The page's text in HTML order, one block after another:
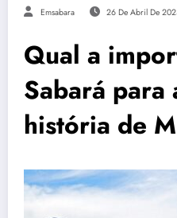
Emsabara 26 De Abril De
Qual a
Sabará para
história de